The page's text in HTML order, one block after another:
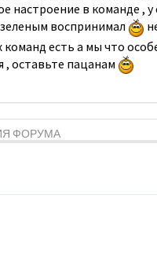
настроение в команде ,
зеленым воспринимал
есть а мы что
, оставьте пацанам
ФОРУМА